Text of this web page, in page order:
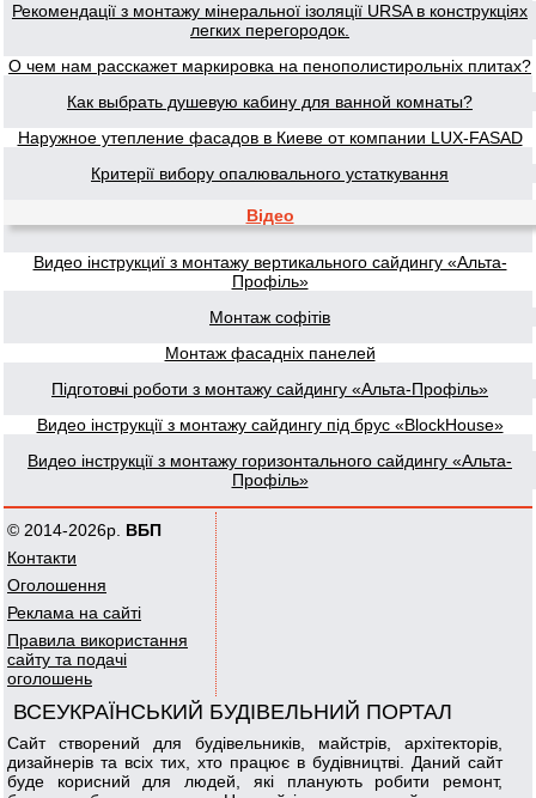
Рекомендації з монтажу мінеральної ізоляції URSA в конструкціях
легких перегородок.
О чем нам расскажет маркировка на пенополистирольніх плитах?
Как выбрать душевую кабину для ванной комнаты?
Наружное утепление фасадов в Киеве от компании LUX-FASAD
Критерії вибору опалювального устаткування
Відео
Видео інструкциї з монтажу вертикального сайдингу «Альта-
Профіль»
Монтаж софітів
Монтаж фасадніх панелей
Підготовчі роботи з монтажу сайдингу «Альта-Профіль»
Видео інструкції з монтажу сайдингу під брус «BlockHouse»
Видео інструкції з монтажу горизонтального сайдингу «Альта-
Профіль»
© 2014-2026р. ВБП
Контакти
Оголошення
Реклама на сайті
Правила використання
сайту та подачі
оголошень
ВСЕУКРАЇНСЬКИЙ БУДІВЕЛЬНИЙ ПОРТАЛ
Сайт створений для будівельників, майстрів, архітекторів,
дизайнерів та всіх тих, хто працює в будівництві. Даний сайт
буде корисний для людей, які планують робити ремонт,